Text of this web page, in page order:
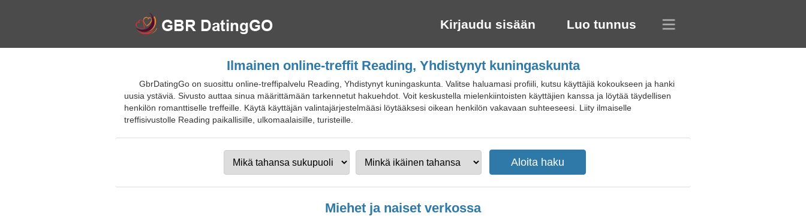
Kirjaudu sisään Luo tunnus
Ilmainen online-treffit Reading, Yhdistynyt kuningaskunta
GbrDatingGo on suosittu online-treffipalvelu Reading, Yhdistynyt kuningaskunta. Valitse haluamasi profiili, kutsu käyttäjiä kokoukseen ja hanki
uusia ystäviä. Sivusto auttaa sinua määrittämään tarkennetut hakuehdot. Voit keskustella mielenkiintoisten käyttäjien kanssa ja löytää täydellisen
henkilön romanttiselle treffeille. Käytä käyttäjän valintajärjestelmääsi löytääksesi oikean henkilön vakavaan suhteeseesi. Liity ilmaiselle
treffisivustolle Reading paikallisille, ulkomaalaisille, turisteille.
Miehet ja naiset verkossa